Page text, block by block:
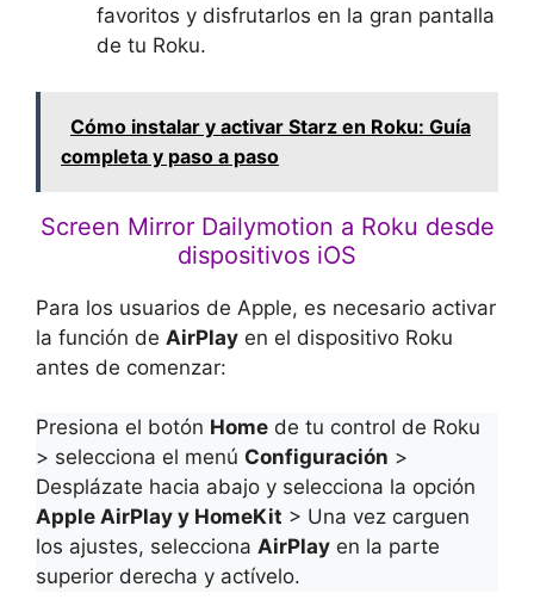
favoritos y disfrutarlos en la gran pantalla
de tu Roku.
Cómo instalar y activar Starz en Roku: Guía
completa y paso a paso
Screen Mirror Dailymotion a Roku desde
dispositivos iOS
Para los usuarios de Apple, es necesario activar
la función de AirPlay en el dispositivo Roku
antes de comenzar:
Presiona el botón Home de tu control de Roku
> selecciona el menú Configuración >
Desplázate hacia abajo y selecciona la opción
Apple AirPlay y HomeKit > Una vez carguen
los ajustes, selecciona AirPlay en la parte
superior derecha y actívelo.